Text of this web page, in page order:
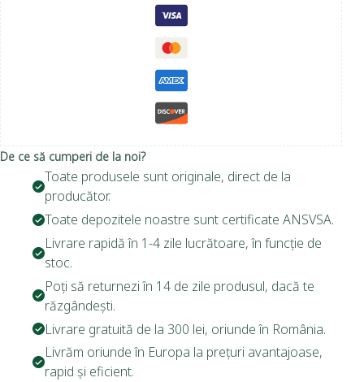
De ce să cumperi de la noi?
Toate produsele sunt originale, direct de la
producător.
Toate depozitele noastre sunt certificate ANSVSA.
Livrare rapidă în 1-4 zile lucrătoare, în funcție de
stoc.
Poți să returnezi în 14 de zile produsul, dacă te
răzgândești.
Livrare gratuită de la 300 lei, oriunde în România.
Livrăm oriunde în Europa la prețuri avantajoase,
rapid și eficient.